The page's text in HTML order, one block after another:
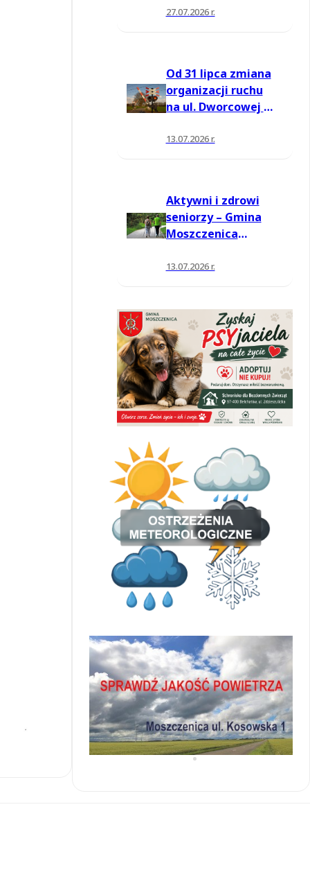
27.07.2026 r.
Od 31 lipca zmiana
organizacji ruchu
na ul. Dworcowej w
13.07.2026 r.
Aktywni i zdrowi
seniorzy – Gmina
Moszczenica
na nowe zajęcia
13.07.2026 r.